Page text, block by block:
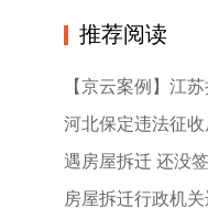
推荐阅读